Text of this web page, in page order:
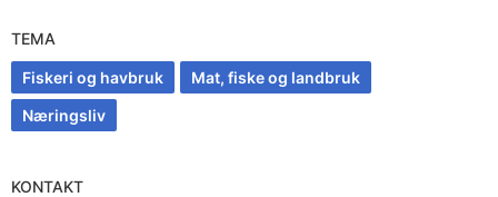
TEMA
Fiskeri og havbruk
Mat, fiske og landbruk
Næringsliv
KONTAKT